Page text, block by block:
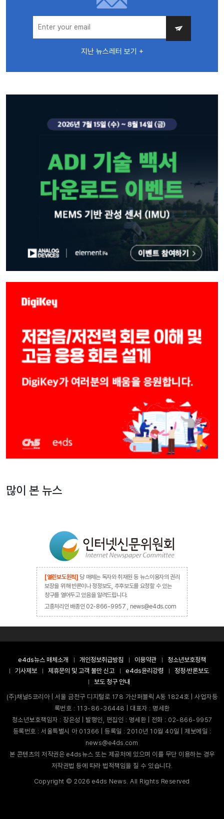
지난 뉴스레터 보기 +
많이 본 뉴스
[열린보도원칙] 당 매체는 독자와 취재원 등 뉴스이용자의 권리
보장을 위해 반론이나 정정보도, 추후보도를 요청할 수 있는
창구를 열어두고 있음을 알려드립니다.
고충처리인 배종인 02-866-9957 , news@e4ds.com
e4ds뉴스 매체소개 개인정보취급방침 이용약관
청소년보호정책
기사제보
제휴문의 및 고객 불만 신고 e4ds윤리강령
정정·반론보도
보도 청구 안내
(주)채널5코리아 | 서울 금천구 디지털로 178 가산퍼블릭 A동 1824호 | 사업자등
록번호 : 113-86-36448 | 대표자 : 명세환
청소년보호책임자 : 장은성 | 발행인, 편집인 : 명세환 | 전화 : 02-866-9957
등록번호 : 서울특별시 아 01366 | 등록일 : 2010년 10월 40일 | 제보메일 :
news@e4ds.com
본 콘텐츠의 저작권은 e4ds뉴스 또는 제공처에 있으며 이를 무단 이용하는 경우
저작권법 등에 따라 법적책임을 질 수 있습니다.
Copyright ©2026 e4ds News. All Rights Reserved